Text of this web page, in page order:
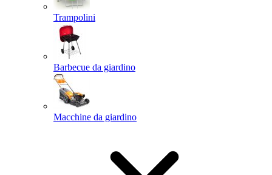
Trampolini
Barbecue da giardino
Macchine da giardino